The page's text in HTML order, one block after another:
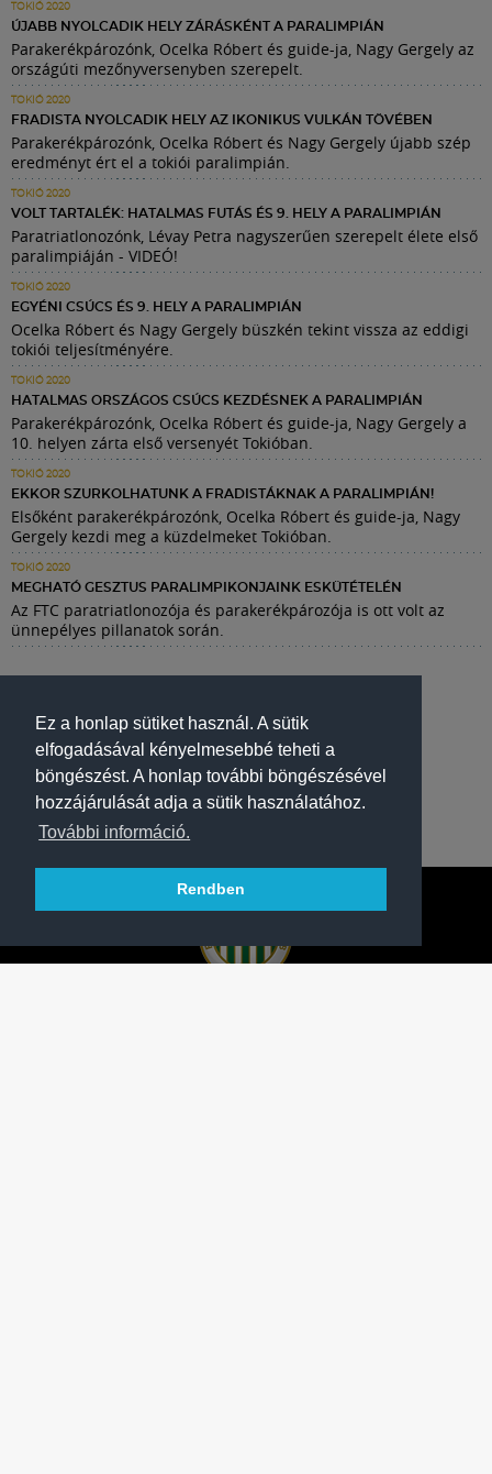
Ez a honlap sütiket használ. A sütik
elfogadásával kényelmesebbé teheti a
böngészést. A honlap további böngészésével
hozzájárulását adja a sütik használatához.
További információ.
Rendben
TOKIÓ 2020
ÚJABB NYOLCADIK HELY ZÁRÁSKÉNT A PARALIMPIÁN
Parakerékpározónk, Ocelka Róbert és guide-ja, Nagy Gergely az
országúti mezőnyversenyben szerepelt.
TOKIÓ 2020
FRADISTA NYOLCADIK HELY AZ IKONIKUS VULKÁN TÖVÉBEN
Parakerékpározónk, Ocelka Róbert és Nagy Gergely újabb szép
eredményt ért el a tokiói paralimpián.
TOKIÓ 2020
VOLT TARTALÉK: HATALMAS FUTÁS ÉS 9. HELY A PARALIMPIÁN
Paratriatlonozónk, Lévay Petra nagyszerűen szerepelt élete első
paralimpiáján - VIDEÓ!
TOKIÓ 2020
EGYÉNI CSÚCS ÉS 9. HELY A PARALIMPIÁN
Ocelka Róbert és Nagy Gergely büszkén tekint vissza az eddigi
tokiói teljesítményére.
TOKIÓ 2020
HATALMAS ORSZÁGOS CSÚCS KEZDÉSNEK A PARALIMPIÁN
Parakerékpározónk, Ocelka Róbert és guide-ja, Nagy Gergely a
10. helyen zárta első versenyét Tokióban.
TOKIÓ 2020
EKKOR SZURKOLHATUNK A FRADISTÁKNAK A PARALIMPIÁN!
Elsőként parakerékpározónk, Ocelka Róbert és guide-ja, Nagy
Gergely kezdi meg a küzdelmeket Tokióban.
TOKIÓ 2020
MEGHATÓ GESZTUS PARALIMPIKONJAINK ESKÜTÉTELÉN
Az FTC paratriatlonozója és parakerékpározója is ott volt az
ünnepélyes pillanatok során.